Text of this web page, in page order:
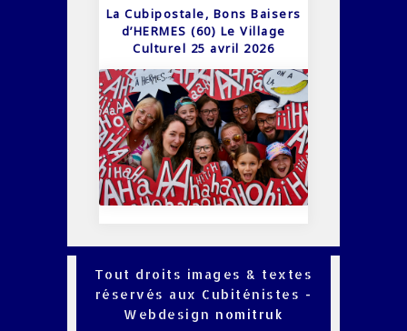
La Cubipostale, Bons Baisers
d’HERMES (60) Le Village
Culturel 25 avril 2026
Tout droits images & textes
réservés aux Cubiténistes -
Webdesign nomitruk